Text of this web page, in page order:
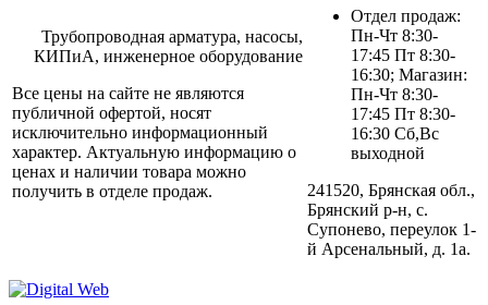
Трубопроводная арматура, насосы,
КИПиА, инженерное оборудование
Все цены на сайте не являются
публичной офертой, носят
исключительно информационный
характер. Актуальную информацию о
ценах и наличии товара можно
получить в отделе продаж.
Отдел продаж:
Пн-Чт 8:30-
17:45 Пт 8:30-
16:30; Магазин:
Пн-Чт 8:30-
17:45 Пт 8:30-
16:30 Сб,Вс
выходной
241520, Брянская обл.,
Брянский р-н, с.
Супонево, переулок 1-
й Арсенальный, д. 1а.